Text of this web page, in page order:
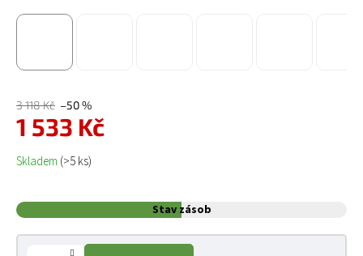
3 118 Kč –50 %
1 533 Kč
Měrná cena:
Skladem (>5 ks)
Stav zásob